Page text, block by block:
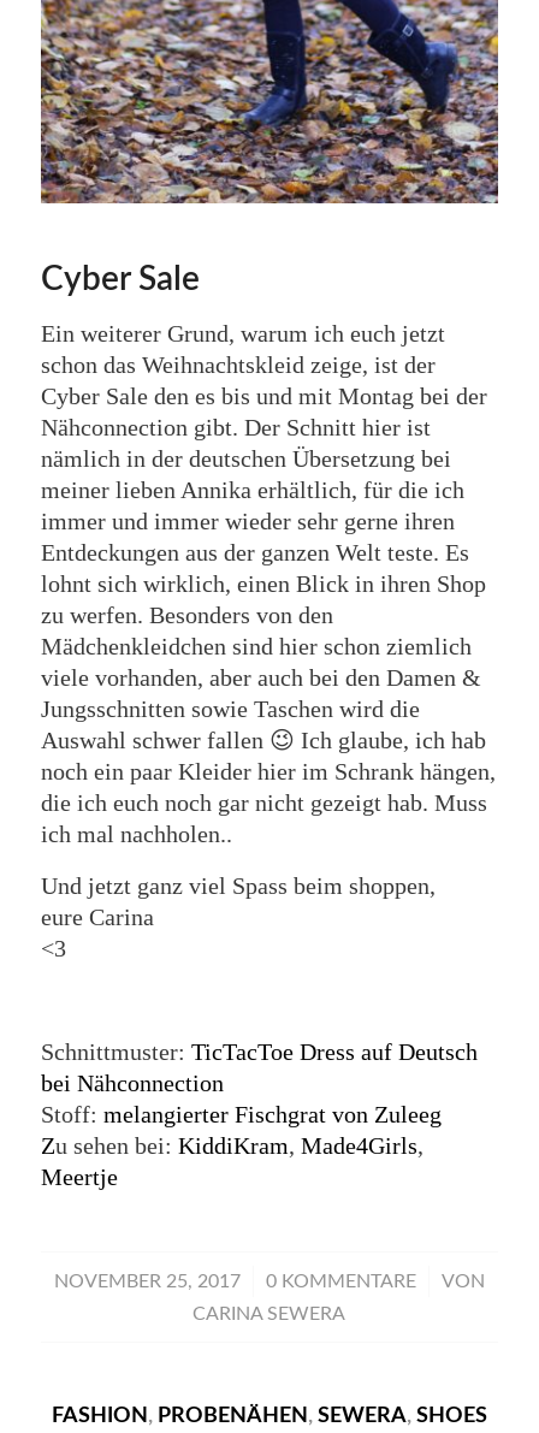
Cyber Sale
Ein weiterer Grund, warum ich euch jetzt
schon das Weihnachtskleid zeige, ist der
Cyber Sale den es bis und mit Montag bei der
Nähconnection gibt. Der Schnitt hier ist
nämlich in der deutschen Übersetzung bei
meiner lieben Annika erhältlich, für die ich
immer und immer wieder sehr gerne ihren
Entdeckungen aus der ganzen Welt teste. Es
lohnt sich wirklich, einen Blick in ihren Shop
zu werfen. Besonders von den
Mädchenkleidchen sind hier schon ziemlich
viele vorhanden, aber auch bei den Damen &
Jungsschnitten sowie Taschen wird die
Auswahl schwer fallen 😉 Ich glaube, ich hab
noch ein paar Kleider hier im Schrank hängen,
die ich euch noch gar nicht gezeigt hab. Muss
ich mal nachholen..
Und jetzt ganz viel Spass beim shoppen,
eure Carina
<3
Schnittmuster: TicTacToe Dress auf Deutsch
bei Nähconnection
Stoff: melangierter Fischgrat von Zuleeg
Zu sehen bei: KiddiKram, Made4Girls,
Meertje
NOVEMBER 25, 2017
/ 0 KOMMENTARE
/
VON
CARINA SEWERA
FASHION , PROBENÄHEN , SEWERA, SHOES